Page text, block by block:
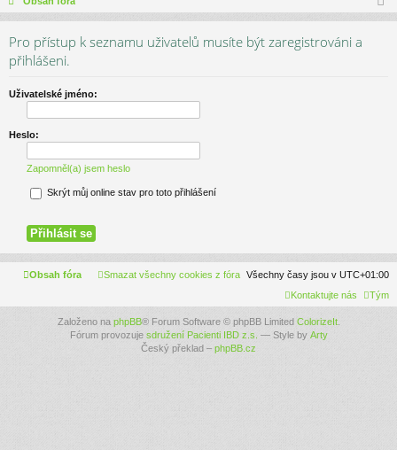
Pro přístup k seznamu uživatelů musíte být zaregistrováni a
přihlášeni.
Uživatelské jméno:
Heslo:
Zapomněl(a) jsem heslo
Skrýt můj online stav pro toto přihlášení
Obsah fóra Všechny časy jsou v UTC+01:00
Smazat všechny cookies z fóra
Tým
Kontaktujte nás
Založeno na phpBB® Forum Software © phpBB Limited ColorizeIt.
Fórum provozuje sdružení Pacienti IBD z.s. — Style by Arty
Český překlad – phpBB.cz